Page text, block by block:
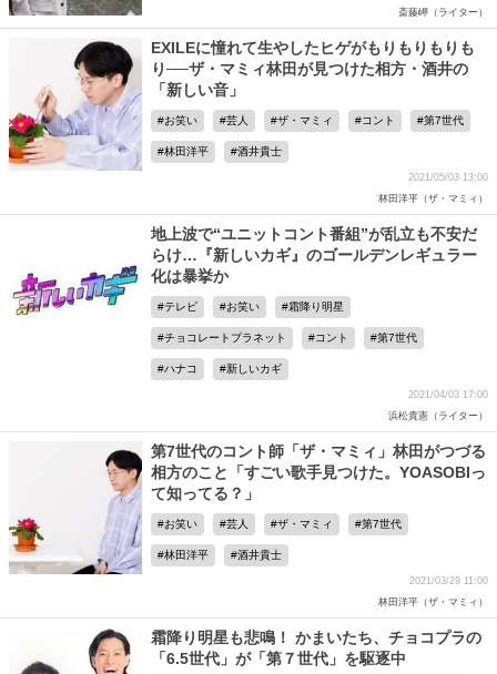
斎藤岬（ライター）
EXILEに憧れて生やしたヒゲがもりもりもりも
り──ザ・マミィ林田が見つけた相方・酒井の
「新しい音」
お笑い 芸人 ザ・マミィ コント 第7世代
林田洋平 酒井貴士
2021/05/03 13:00
林田洋平（ザ・マミィ）
地上波で“ユニットコント番組”が乱立も不安だ
らけ…『新しいカギ』のゴールデンレギュラー
化は暴挙か
テレビ お笑い 霜降り明星
チョコレートプラネット コント 第7世代
ハナコ 新しいカギ
2021/04/03 17:00
浜松貴憲（ライター）
第7世代のコント師「ザ・マミィ」林田がつづる
相方のこと「すごい歌手見つけた。YOASOBIっ
て知ってる？」
お笑い 芸人 ザ・マミィ 第7世代
林田洋平 酒井貴士
2021/03/29 11:00
林田洋平（ザ・マミィ）
霜降り明星も悲鳴！ かまいたち、チョコプラの
「6.5世代」が「第７世代」を駆逐中